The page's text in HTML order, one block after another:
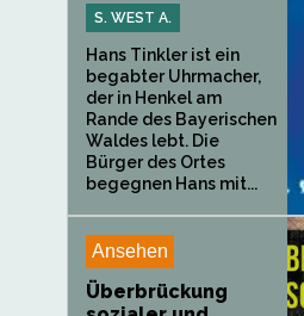
S. WEST A.
Hans Tinkler ist ein
begabter Uhrmacher,
der in Henkel am
Rande des Bayerischen
Waldes lebt. Die
Bürger des Ortes
begegnen Hans mit...
Ansehen
Überbrückung